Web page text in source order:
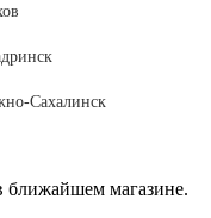
Сахалинск
ближайшем магазине.